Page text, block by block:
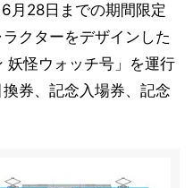
月28日までの期間限定
クターをデザインした
妖怪ウォッチ号」を運行
券、記念入場券、記念